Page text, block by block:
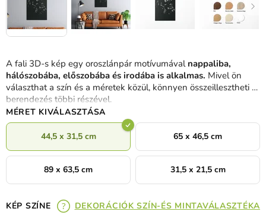
A fali 3D-s kép egy oroszlánpár motívumával nappaliba,
hálószobába, előszobába és irodába is alkalmas. Mivel ön
választhat a szín és a méretek közül, könnyen összeillesztheti a
berendezés többi részével.
MÉRET KIVÁLASZTÁSA
44,5 x 31,5 cm 65 x 46,5 cm
89 x 63,5 cm 31,5 x 21,5 cm
KÉP SZÍNE DEKORÁCIÓK SZÍN-ÉS MINTAVÁLASZTÉKA